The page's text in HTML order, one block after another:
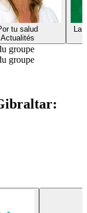
tu salud
Actualités
La
groupe
groupe